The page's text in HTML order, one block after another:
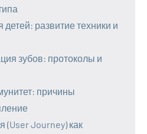
развитие техники и
зубов: протоколы и
причины
(User Journey) как